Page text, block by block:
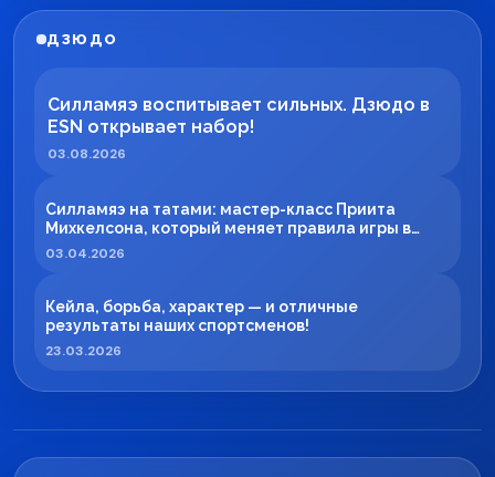
ДЗЮДО
Силламяэ воспитывает сильных. Дзюдо в
ESN открывает набор!
03.08.2026
Силламяэ на татами: мастер-класс Приита
Михкелсона, который меняет правила игры в
регионе
03.04.2026
Кейла, борьба, характер — и отличные
результаты наших спортсменов!
23.03.2026